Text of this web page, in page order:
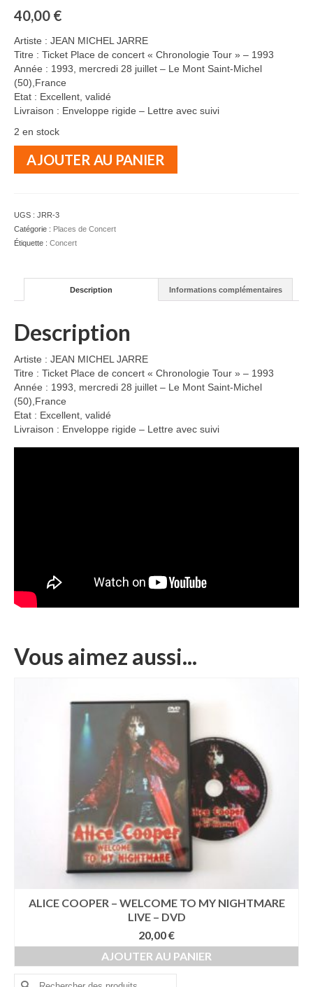
40,00 €
Artiste : JEAN MICHEL JARRE
Titre : Ticket Place de concert « Chronologie Tour » – 1993
Année : 1993, mercredi 28 juillet – Le Mont Saint-Michel
(50),France
Etat : Excellent, validé
Livraison : Enveloppe rigide – Lettre avec suivi
2 en stock
Ticket
"Chronologie
AJOUTER AU PANIER
UGS : JRR-3
Catégorie : Places de Concert
Étiquette : Concert
Description Informations complémentaires
Description
Artiste : JEAN MICHEL JARRE
Titre : Ticket Place de concert « Chronologie Tour » – 1993
Année : 1993, mercredi 28 juillet – Le Mont Saint-Michel
(50),France
Etat : Excellent, validé
Livraison : Enveloppe rigide – Lettre avec suivi
Vous aimez aussi...
ALICE COOPER – WELCOME TO MY NIGHTMARE
LIVE – DVD
20,00€
AJOUTER AU PANIER
Rechercher :